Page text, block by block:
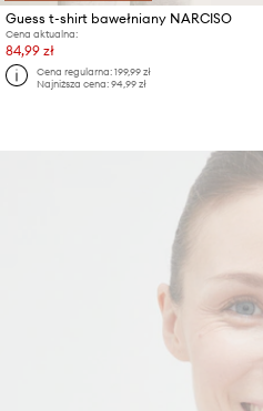
Guess t-shirt bawełniany NARCISO
Cena aktualna:
84,99 zł
Cena regularna:199,99 zł
Najniższa cena:94,99 zł